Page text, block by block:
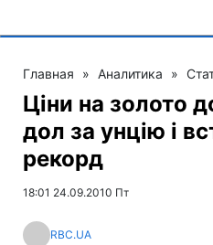
Главная » Аналитика »
Ціни на золото
дол за унцію і
рекорд
18:01 24.09.2010 Пт
RBC.UA